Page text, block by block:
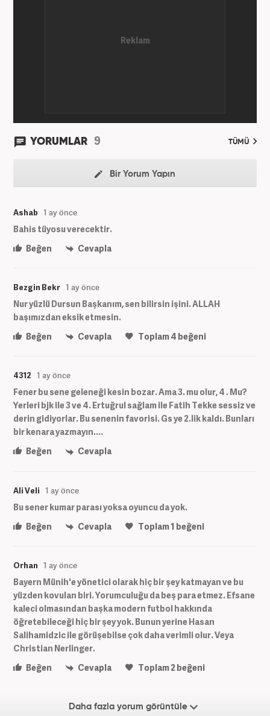
YORUMLAR 9 TÜMÜ
Bir Yorum Yapın
Ashab 1 ay önce
Bahis tüyosu verecektir.
Beğen
Cevapla
Bezgin Bekr 1 ay önce
Nur yüzlü Dursun Başkanım, sen bilirsin işini. ALLAH
başımızdan eksik etmesin.
Beğen
Cevapla Toplam4 beğeni
4312 1 ay önce
Fener bu sene geleneği kesin bozar. Ama 3. mu olur, 4 . Mu?
Yerleri bjk ile 3 ve 4. Ertuğrul sağlam ile Fatih Tekke sessiz ve
derin gidiyorlar. Bu senenin favorisi. Gs ye 2.lik kaldı. Bunları
bir kenara yazmayın....
Beğen
Cevapla
Ali Veli 1 ay önce
Bu sener kumar parası yoksa oyuncu da yok.
Beğen
Cevapla Toplam1 beğeni
Orhan 1 ay önce
Bayern Münih'e yönetici olarak hiç bir şey katmayan ve bu
yüzden kovulan biri. Yorumculuğu da beş para etmez. Efsane
kaleci olmasından başka modern futbol hakkında
öğretebileceği hiç bir şey yok. Bunun yerine Hasan
Salihamidzic ile görüşebilse çok daha verimli olur. Veya
Christian Nerlinger.
Beğen
Cevapla Toplam2beğeni
Daha fazla yorum görüntüle